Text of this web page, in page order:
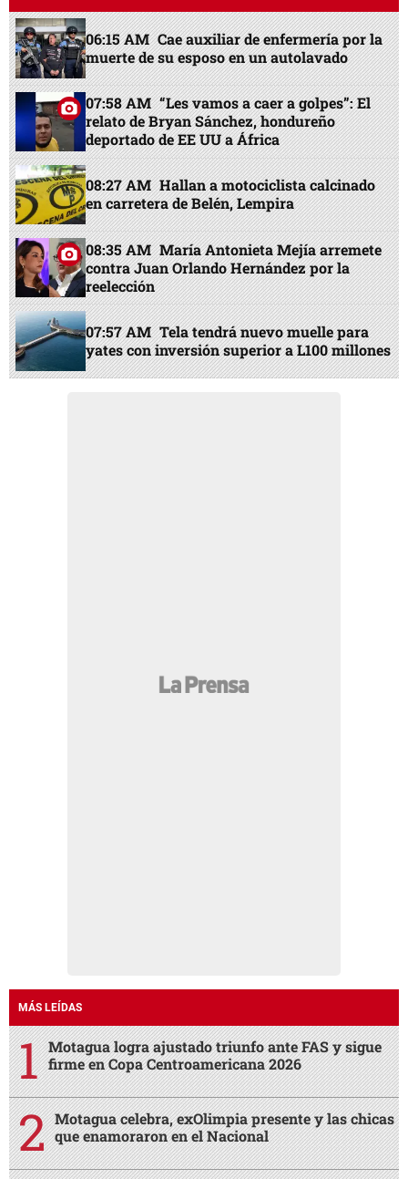
06:15 AM Cae auxiliar de enfermería por la
muerte de su esposo en un autolavado
07:58 AM “Les vamos a caer a golpes”: El
relato de Bryan Sánchez, hondureño
deportado de EE UU a África
08:27 AM Hallan a motociclista calcinado
en carretera de Belén, Lempira
08:35 AM María Antonieta Mejía arremete
contra Juan Orlando Hernández por la
reelección
07:57 AM Tela tendrá nuevo muelle para
yates con inversión superior a L100 millones
MÁS LEÍDAS
Motagua logra ajustado triunfo ante FAS y sigue
firme en Copa Centroamericana 2026
Motagua celebra, exOlimpia presente y las chicas
que enamoraron en el Nacional